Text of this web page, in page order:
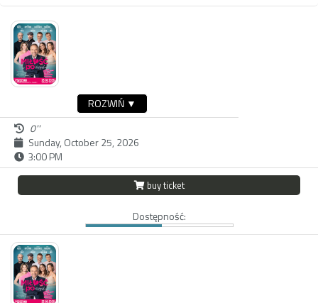
ROZWIŃ ▼
0''
Sunday, October 25, 2026
3:00 PM
buy ticket
Dostępność: